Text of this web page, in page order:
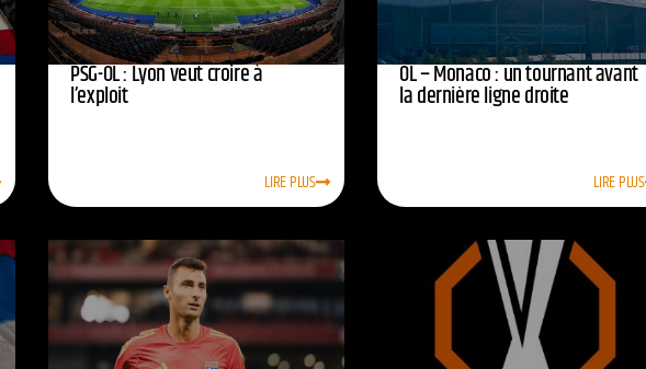
PSG-OL : Lyon veut croire à
l’exploit
LIRE PLUS
OL – Monaco : un tournant avant
la dernière ligne droite
LIRE PLUS